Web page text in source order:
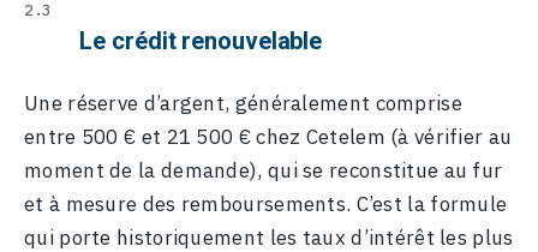
Le crédit renouvelable
Une réserve d’argent, généralement comprise
entre 500 € et 21 500 € chez Cetelem (à vérifier au
moment de la demande), qui se reconstitue au fur
et à mesure des remboursements. C’est la formule
qui porte historiquement les taux d’intérêt les plus